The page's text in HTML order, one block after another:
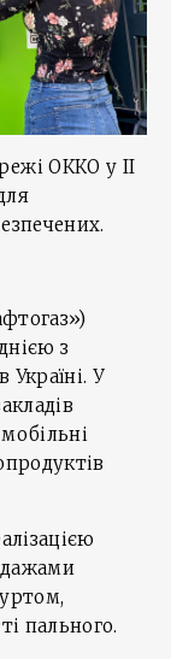
ОККО у II
з
У
пального.